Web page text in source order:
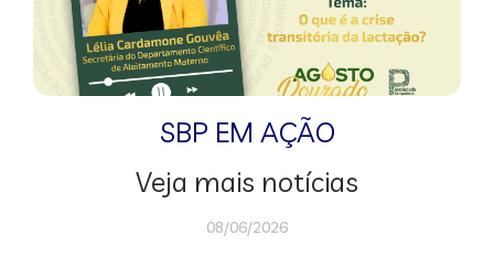
SBP EM AÇÃO
Veja mais notícias
08/06/2026